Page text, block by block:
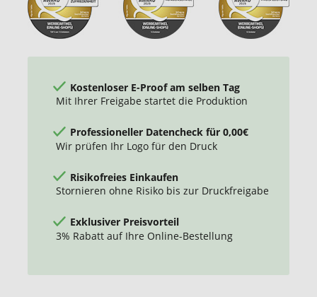
Kostenloser E-Proof am selben Tag
Mit Ihrer Freigabe startet die Produktion
Professioneller Datencheck für 0,00€
Wir prüfen Ihr Logo für den Druck
Risikofreies Einkaufen
Stornieren ohne Risiko bis zur Druckfreigabe
Exklusiver Preisvorteil
3% Rabatt auf Ihre Online-Bestellung